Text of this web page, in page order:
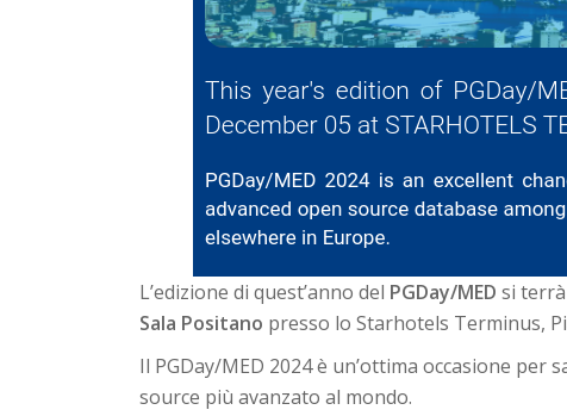
L’edizione di quest’anno del PGDay/MED si
Sala Positano presso lo Starhotels Terminus,
Il PGDay/MED 2024 è un’ottima occasione per
source più avanzato al mondo.